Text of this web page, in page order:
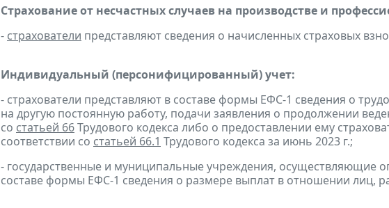
Страхование от несчастных случаев на производстве и
- страхователи представляют сведения о начисленных страховых
Индивидуальный (персонифицированный) учет:
- страхователи представляют в составе формы ЕФС-1 сведения о
на другую постоянную работу, подачи заявления о продолжении
со статьей 66Трудового кодекса либо о предоставлении ему
соответствии со статьей 66.1 Трудового кодекса за июнь 2023 г.;
- государственные и муниципальные учреждения, осуществляющие
составе формы ЕФС-1 сведения о размере выплат в отношении лиц,